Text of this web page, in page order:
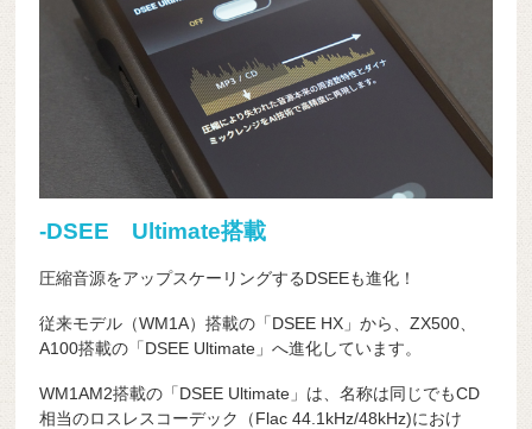
-DSEE Ultimate搭載
圧縮音源をアップスケーリングするDSEEも進化！
従来モデル（WM1A）搭載の「DSEE HX」から、ZX500、
A100搭載の「DSEE Ultimate」へ進化しています。
WM1AM2搭載の「DSEE Ultimate」は、名称は同じでもCD
相当のロスレスコーデック（Flac 44.1kHz/48kHz)におけ